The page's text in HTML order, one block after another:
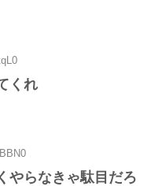
くれ
やらなきゃ駄目だろ